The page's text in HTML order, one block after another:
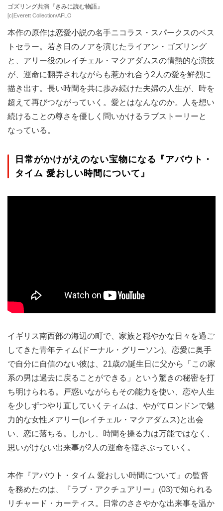
ゴズリング共演『きみに読む物語』
[c]Everett Collection/AFLO
本作の原作は恋愛小説の名手ニコラス・スパークスのベス
トセラー。若き日のノアを演じたライアン・ゴズリング
と、アリー役のレイチェル・マクアダムスの情熱的な演技
が、運命に翻弄されながらも惹かれ合う2人の愛を鮮烈に
描き出す。長い時間を共に歩み続けた夫婦の人生が、時を
超えて再びつながっていく。愛とはなんなのか。人を想い
続けることの尊さを優しく問いかけるラブストーリーと
なっている。
日常がかけがえのない宝物になる『アバウト・
タイム 愛おしい時間について』
イギリス南西部の海辺の町で、家族と穏やかな日々を過ご
してきた青年ティム(ドーナル・グリーソン)。恋愛に奥手
で自分に自信のない彼は、21歳の誕生日に父から「この家
系の男は過去に戻ることができる」という驚きの秘密を打
ち明けられる。戸惑いながらもその能力を使い、恋や人生
を少しずつやり直していくティムは、やがてロンドンで魅
力的な女性メアリー(レイチェル・マクアダムス)と出会
い、恋に落ちる。しかし、時間を操る力は万能ではなく、
思いがけない出来事が2人の運命を揺さぶっていく。
本作『アバウト・タイム 愛おしい時間について』の監督
を務めたのは、『ラブ・アクチュアリー』(03)で知られる
リチャード・カーティス。日常のささやかな出来事を温か